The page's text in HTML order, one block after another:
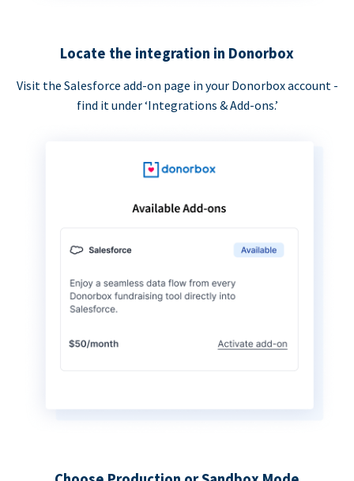
Locate the integration in Donorbox
Visit the Salesforce add-on page in your Donorbox account -
find it under ‘Integrations & Add-ons.’